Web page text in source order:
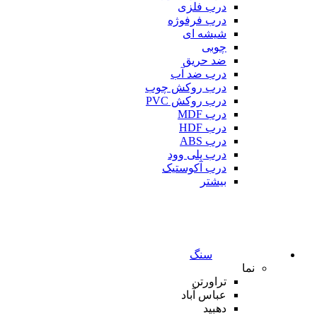
درب فلزی
درب فرفوژه
شیشه ای
چوبی
ضد حریق
درب ضد آب
درب روکش چوب
درب روکش PVC
درب MDF
درب HDF
درب ABS
درب پلی وود
درب آکوستیک
بیشتر
سنگ
نما
تراورتن
عباس آباد
دهبید